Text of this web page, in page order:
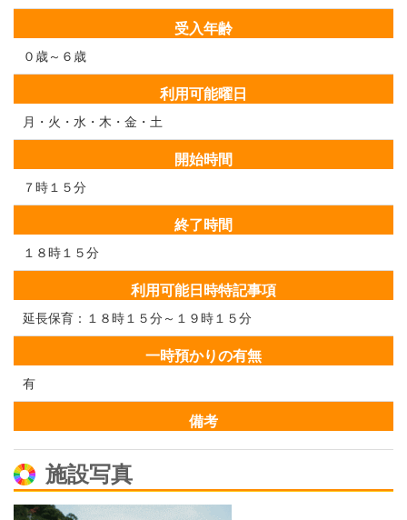
受入年齢
０歳～６歳
利用可能曜日
月・火・水・木・金・土
開始時間
７時１５分
終了時間
１８時１５分
利用可能日時特記事項
延長保育：１８時１５分～１９時１５分
一時預かりの有無
有
備考
施設写真